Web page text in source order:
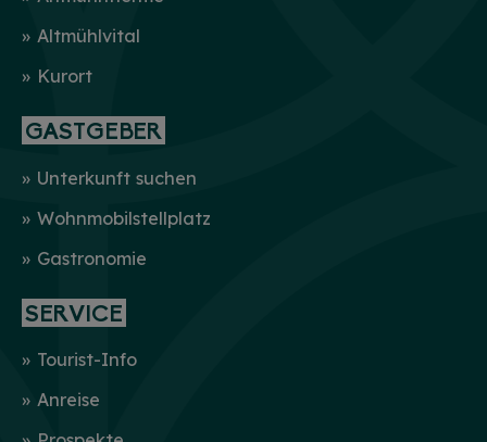
Altmühlvital
Kurort
GASTGEBER
Unterkunft suchen
Wohnmobilstellplatz
Gastronomie
SERVICE
Tourist-Info
Anreise